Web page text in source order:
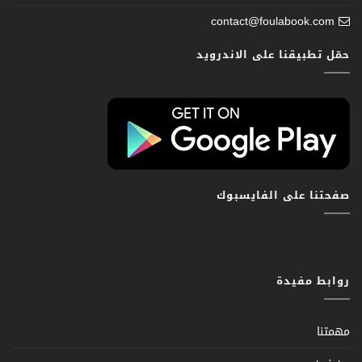
contact@foulabook.com
حمّل تطبيقنا على الاندرويد
صفحتنا على الفايسبوك
روابط مفيدة
مهمتنا